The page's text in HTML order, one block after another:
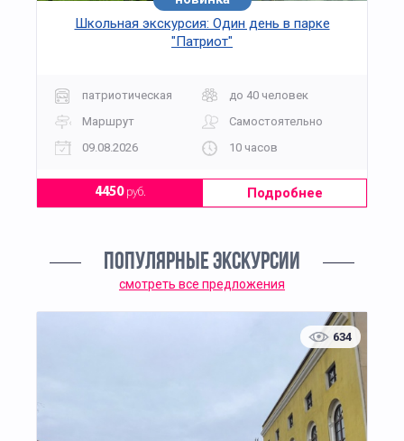
Школьная экскурсия: Один день в парке
"Патриот"
патриотическая
до 40 человек
Маршрут
Самостоятельно
09.08.2026
10 часов
4450руб. Подробнее
ПОПУЛЯРНЫЕ ЭКСКУРСИИ
смотреть все предложения
634